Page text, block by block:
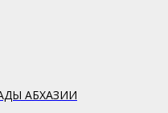
АБХАЗИИ